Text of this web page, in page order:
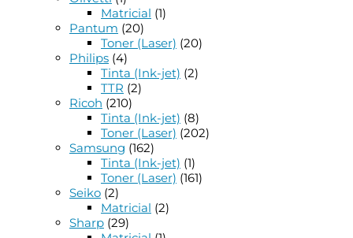
Matricial (1)
Pantum (20)
Toner (Laser) (20)
Philips (4)
Tinta (Ink-jet) (2)
TTR (2)
Ricoh (210)
Tinta (Ink-jet) (8)
Toner (Laser) (202)
Samsung (162)
Tinta (Ink-jet) (1)
Toner (Laser) (161)
Seiko (2)
Matricial (2)
Sharp (29)